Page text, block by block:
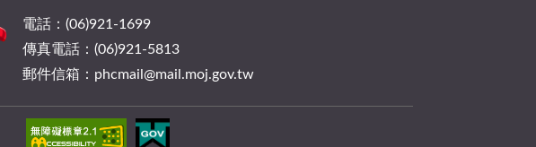
電話：(06)921-1699
傳真電話：(06)921-5813
郵件信箱：phcmail@mail.moj.gov.tw